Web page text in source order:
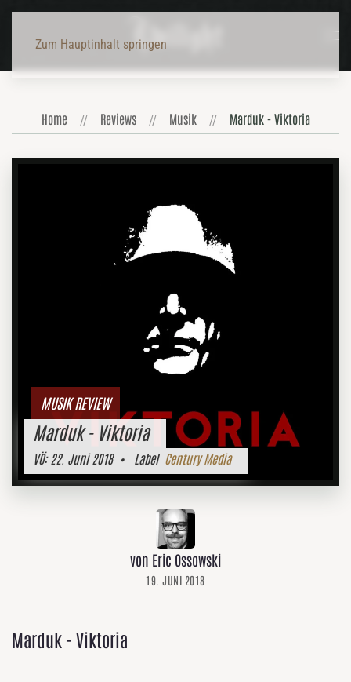
Zum Hauptinhalt springen
Home Reviews Musik Marduk - Viktoria
MUSIK REVIEW
Marduk - Viktoria
VÖ:22. Juni 2018• Label Century Media
von Eric Ossowski
19. JUNI 2018
Marduk - Viktoria